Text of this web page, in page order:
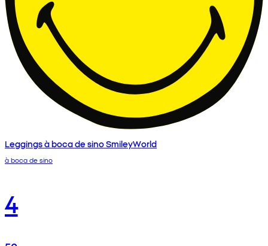
Leggings à boca de sino SmileyWorld
à boca de sino
4